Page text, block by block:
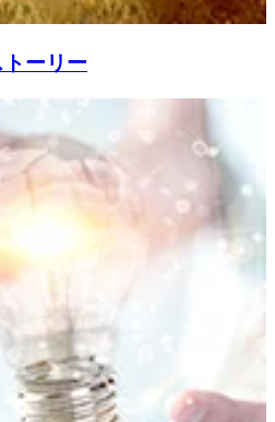
ーリー